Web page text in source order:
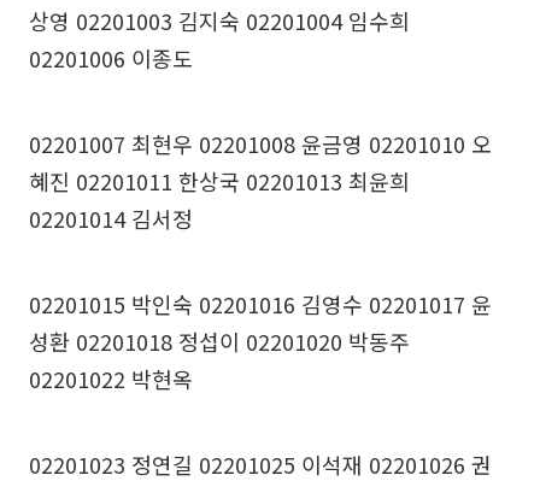
상영 02201003 김지숙 02201004 임수희
02201006 이종도
02201007 최현우 02201008 윤금영 02201010 오
혜진 02201011 한상국 02201013 최윤희
02201014 김서정
02201015 박인숙 02201016 김영수 02201017 윤
성환 02201018 정섭이 02201020 박동주
02201022 박현옥
02201023 정연길 02201025 이석재 02201026 권